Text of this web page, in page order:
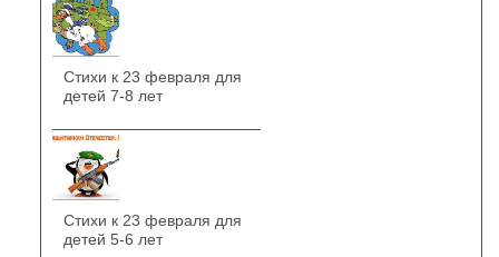
Стихи к 23 февраля для
детей 7-8 лет
Стихи к 23 февраля для
детей 5-6 лет